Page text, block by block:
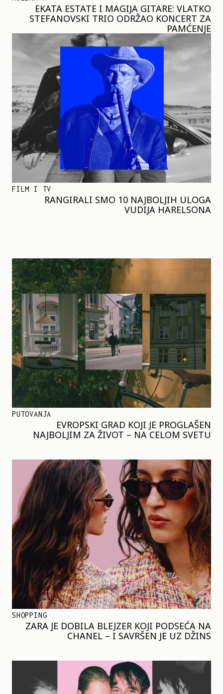
EKATA ESTATE I MAGIJA GITARE: VLATKO
STEFANOVSKI TRIO ODRŽAO KONCERT ZA
PAMĆENJE
FILM I TV
RANGIRALI SMO 10 NAJBOLJIH ULOGA
VUDIJA HARELSONA
PUTOVANJA
EVROPSKI GRAD KOJI JE PROGLAŠEN
NAJBOLJIM ZA ŽIVOT – NA CELOM SVETU
SHOPPING
ZARA JE DOBILA BLEJZER KOJI PODSEĆA NA
CHANEL – I SAVRŠEN JE UZ DŽINS